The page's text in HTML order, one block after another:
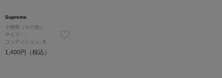
Supreme
小物類（その他）
サイズ：-
コンディション: B
1,400円（税込）